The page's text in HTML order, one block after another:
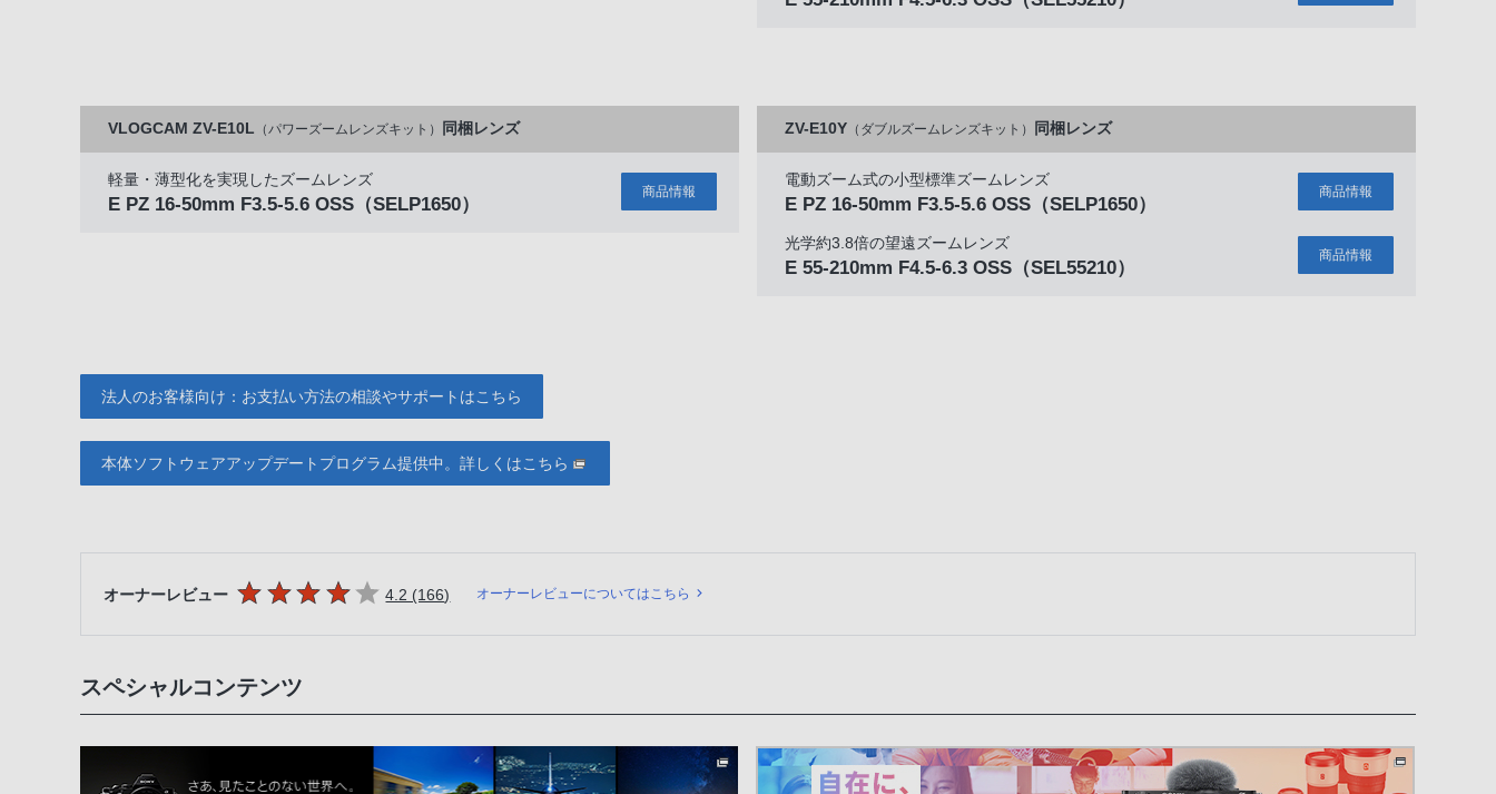
VLOGCAM ZV-E10L （パワーズームレンズキット） 同梱レンズ
軽量・薄型化を実現したズームレンズ
E PZ 16-50mm F3.5-5.6 OSS （SELP1650）
商品情報
ZV-E10Y （ダブルズームレンズキット） 同梱レンズ
電動ズーム式の小型標準ズームレンズ
E PZ 16-50mm F3.5-5.6 OSS （SELP1650）
商品情報
光学約3.8倍の望遠ズームレンズ
E 55-210mm F4.5-6.3 OSS （SEL55210）
商品情報
法人のお客様向け：お支払い方法の相談やサポートはこちら
本体ソフトウェアアップデートプログラム提供中。詳しくはこちら
オーナーレビュー 5つの星のうち
4.2 (166件のレビュー
) オーナーレビューについてはこちら
スペシャルコンテンツ